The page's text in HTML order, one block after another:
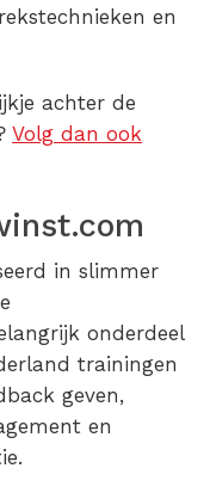
en
achter de
Volg dan ook
in slimmer
onderdeel
trainingen
geven,
en